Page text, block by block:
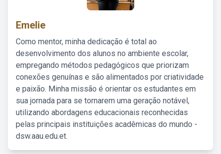
Emelie
Como mentor, minha dedicação é total ao
desenvolvimento dos alunos no ambiente escolar,
empregando métodos pedagógicos que priorizam
conexões genuínas e são alimentados por criatividade
e paixão. Minha missão é orientar os estudantes em
sua jornada para se tornarem uma geração notável,
utilizando abordagens educacionais reconhecidas
pelas principais instituições acadêmicas do mundo -
dsw.aau.edu.et.